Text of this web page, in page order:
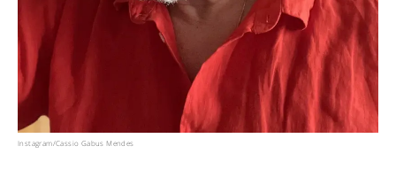
Instagram/Cassio Gabus Mendes